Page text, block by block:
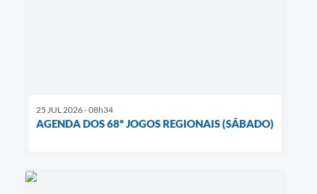
25 JUL 2026 - 08h34
AGENDA DOS 68º JOGOS REGIONAIS (SÁBADO)